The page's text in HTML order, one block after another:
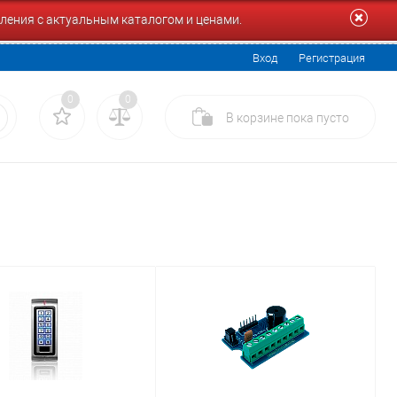
с актуальным каталогом и ценами.
Вход Регистрация
0 0
В корзине пока пусто